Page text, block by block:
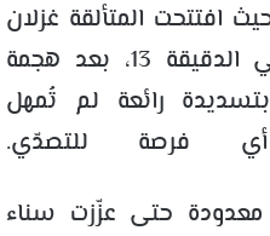
افتتحت المتألقة غزلان
الشباك باب التسجيل في الدقيقة 13، بعد هجمة
رائعة لم تُمهل
أي فرصة للتصدّي.
حتى عزّزت سناء